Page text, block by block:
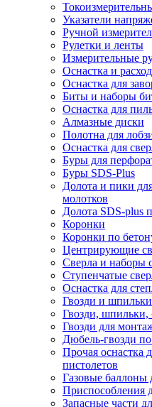
Указатели
Ручной
Рулетки и ленты
Измерительные
Оснастка и
Оснастка для
Биты и наборы
Оснастка для
Алмазные диски
Полотна для
Оснастка для
Буры для
Буры SDS-Plus
Долота и пики
молотков
Долота SDS-plus
Коронки
Коронки по
Центрирующие
Сверла и наборы
Ступенчатые
Оснастка для
Гвозди и шпильки
Гвозди, шпильки,
Гвозди для
Дюбель-гвозди
Прочая оснастка
пистолетов
Газовые баллоны
Приспособления
Запасные части